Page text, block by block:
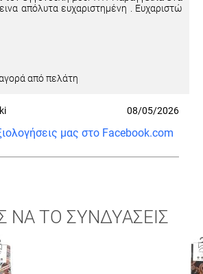
απόλυτα ευχαριστημένη . Ευχαριστώ
από πελάτη
08/05/2026
μας στο Facebook.com
ΝΑ ΤΟ ΣΥΝΔΥΑΣΕΙΣ